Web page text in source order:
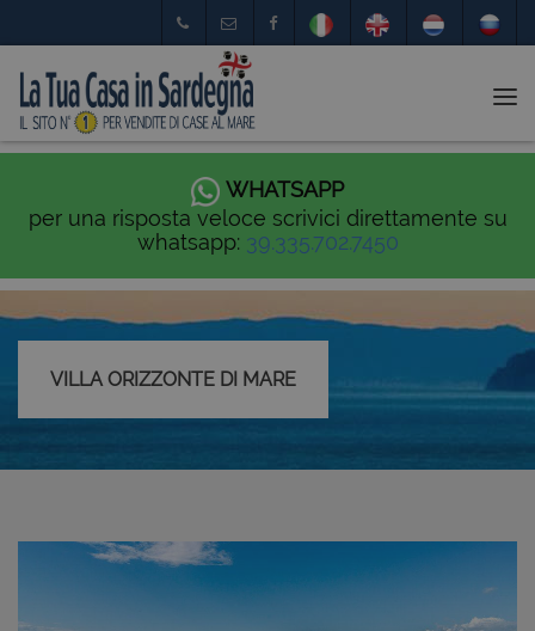
WHATSAPP
per una risposta veloce scrivici direttamente su
whatsapp: 39.335.702.7450
VILLA ORIZZONTE DI MARE